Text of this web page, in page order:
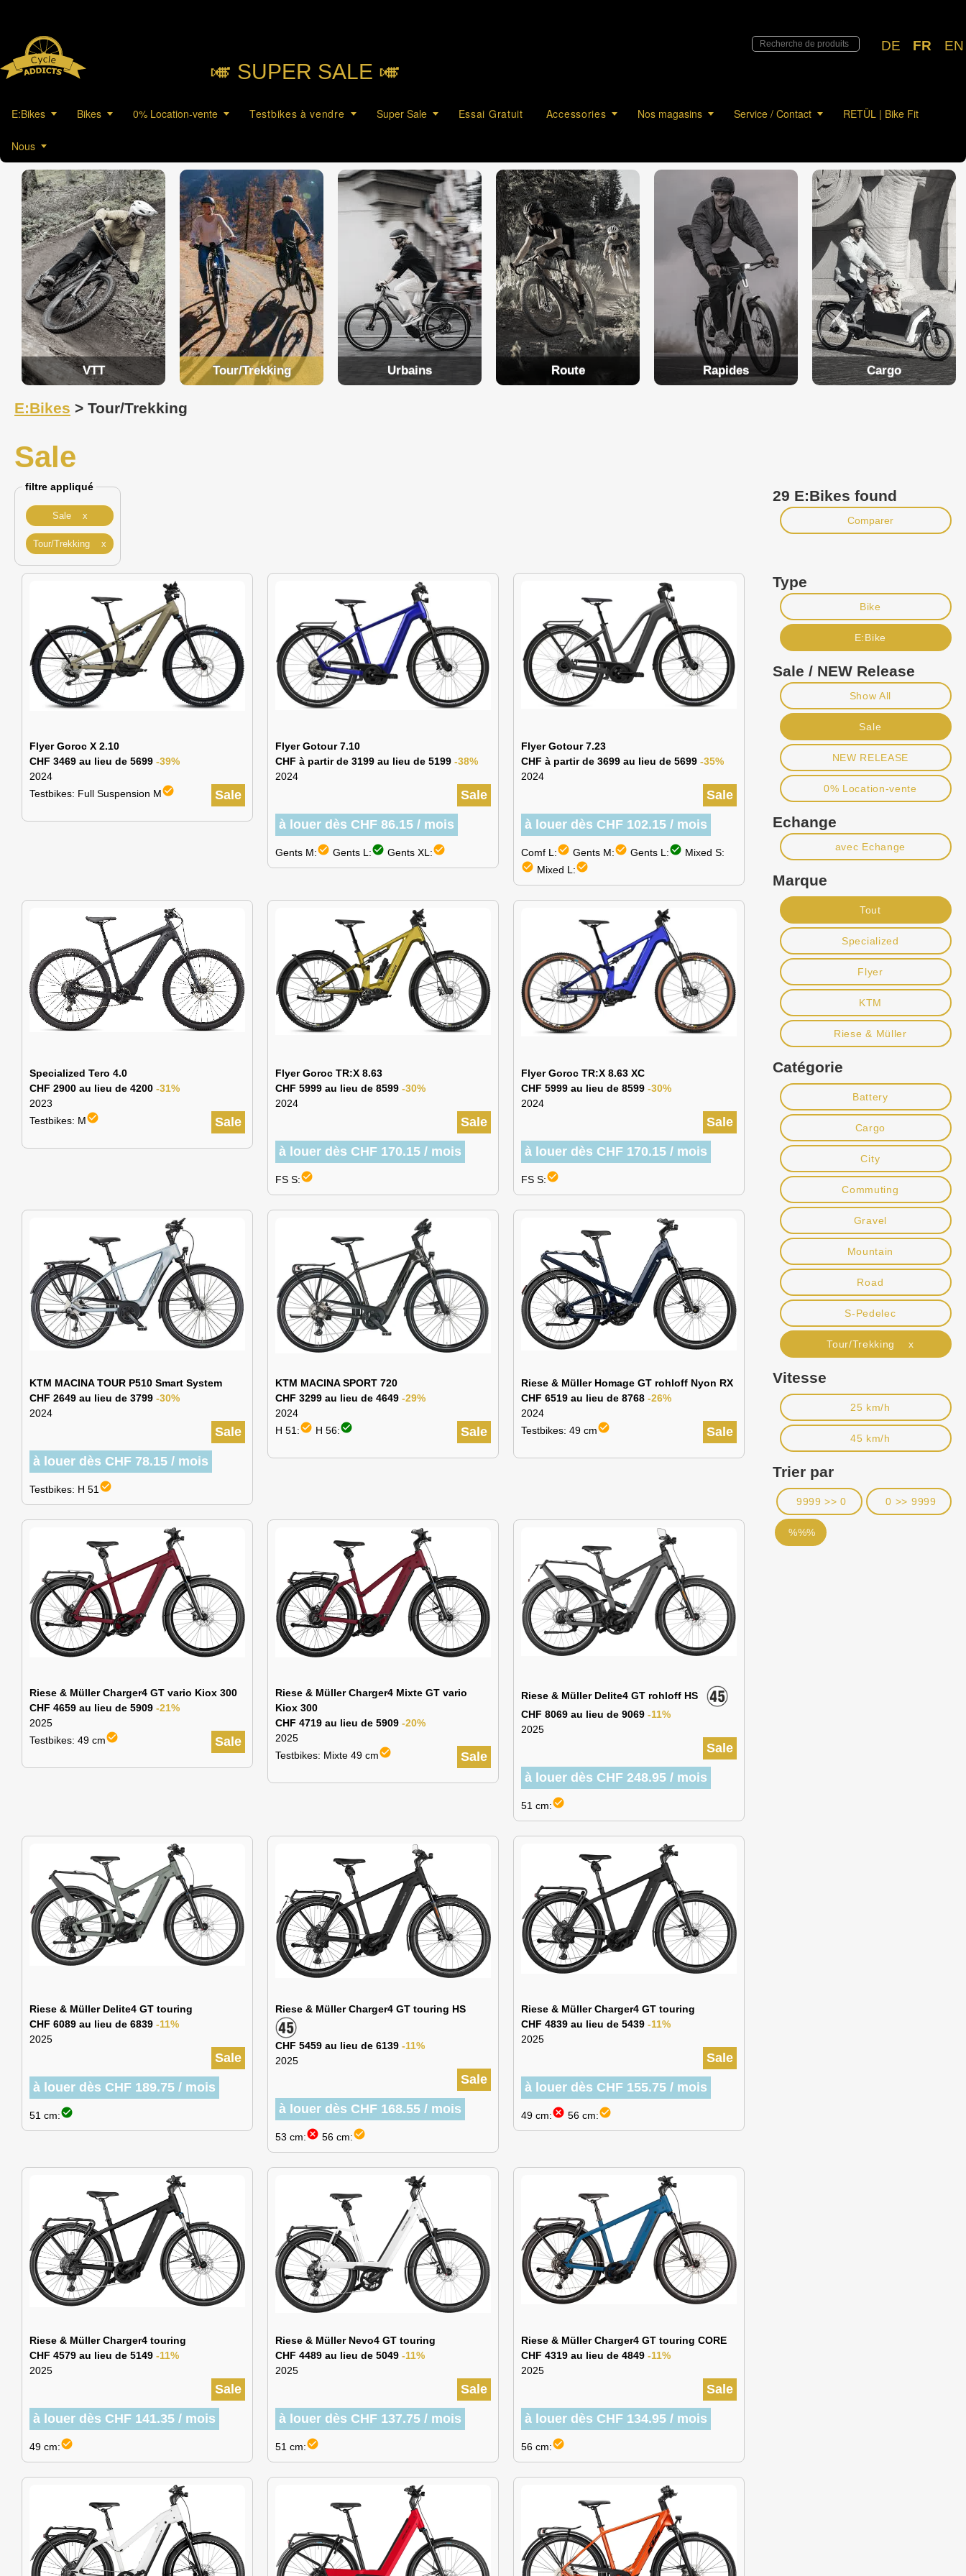
DE FR EN
🎺︎ SUPER SALE 🎺︎
E:Bikes Bikes 0% Location-vente Testbikes à vendre Super Sale Essai Gratuit Accessories Nos magasins Service / Contact RETÜL | Bike Fit
Nous
VTT Tour/Trekking Urbains Route Rapides Cargo
E:Bikes > Tour/Trekking
Sale
filtre appliqué
Sale x
Tour/Trekking x
29 E:Bikes found
Comparer
Flyer Goroc X 2.10
CHF 3469 au lieu de 5699 -39%
2024
Sale
Testbikes: Full Suspension Mcheck_circle
Flyer Gotour 7.10
CHF à partir de 3199 au lieu de 5199 -38%
2024
Sale
à louer dès CHF 86.15 / mois
Gents M:check_circle Gents L:check_circle Gents XL:check_circle
Flyer Gotour 7.23
CHF à partir de 3699 au lieu de 5699 -35%
2024
Sale
à louer dès CHF 102.15 / mois
Comf L:check_circle Gents M:check_circle Gents L:check_circle Mixed S:
check_circle Mixed L:check_circle
Specialized Tero 4.0
CHF 2900 au lieu de 4200 -31%
2023
Sale
Testbikes: Mcheck_circle
Flyer Goroc TR:X 8.63
CHF 5999 au lieu de 8599 -30%
2024
Sale
à louer dès CHF 170.15 / mois
FS S:check_circle
Flyer Goroc TR:X 8.63 XC
CHF 5999 au lieu de 8599 -30%
2024
Sale
à louer dès CHF 170.15 / mois
FS S:check_circle
KTM MACINA TOUR P510 Smart System
CHF 2649 au lieu de 3799 -30%
2024
Sale
à louer dès CHF 78.15 / mois
Testbikes: H 51 check_circle
KTM MACINA SPORT 720
CHF 3299 au lieu de 4649 -29%
2024
Sale
H 51:check_circle H 56:check_circle
Riese & Müller Homage GT rohloff Nyon RX
CHF 6519 au lieu de 8768 -26%
2024
Sale
Testbikes: 49 cmcheck_circle
Riese & Müller Charger4 GT vario Kiox 300
CHF 4659 au lieu de 5909 -21%
2025
Sale
Testbikes: 49 cmcheck_circle
Riese & Müller Charger4 Mixte GT vario
Kiox 300
CHF 4719 au lieu de 5909 -20%
2025
Sale
Testbikes: Mixte 49 cmcheck_circle
Riese & Müller Delite4 GT rohloff HS
CHF 8069 au lieu de 9069 -11%
2025
Sale
à louer dès CHF 248.95 / mois
51 cm:check_circle
Riese & Müller Delite4 GT touring
CHF 6089 au lieu de 6839 -11%
2025
Sale
à louer dès CHF 189.75 / mois
51 cm:check_circle
Riese & Müller Charger4 GT touring HS
CHF 5459 au lieu de 6139 -11%
2025
Sale
à louer dès CHF 168.55 / mois
53 cm:cancel 56 cm:check_circle
Riese & Müller Charger4 GT touring
CHF 4839 au lieu de 5439 -11%
2025
Sale
à louer dès CHF 155.75 / mois
49 cm:cancel 56 cm:check_circle
Riese & Müller Charger4 touring
CHF 4579 au lieu de 5149 -11%
2025
Sale
à louer dès CHF 141.35 / mois
49 cm:check_circle
Riese & Müller Nevo4 GT touring
CHF 4489 au lieu de 5049 -11%
2025
Sale
à louer dès CHF 137.75 / mois
51 cm:check_circle
Riese & Müller Charger4 GT touring CORE
CHF 4319 au lieu de 4849 -11%
2025
Sale
à louer dès CHF 134.95 / mois
56 cm:check_circle
Type
Bike
E:Bike
Sale / NEW Release
Show All
Sale
NEW RELEASE
0% Location-vente
Echange
avec Echange
Marque
Tout
Specialized
Flyer
KTM
Riese & Müller
Catégorie
Battery
Cargo
City
Commuting
Gravel
Mountain
Road
S-Pedelec
Tour/Trekking x
Vitesse
25 km/h
45 km/h
Trier par
9999 >> 0 0 >> 9999
%%%